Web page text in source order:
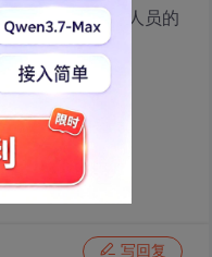
业开发和运维人员的
写回复